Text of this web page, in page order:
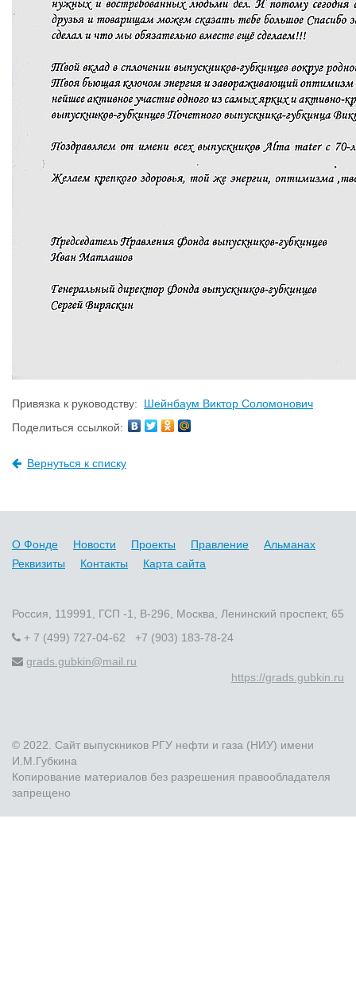
Привязка к руководству: Шейнбаум Виктор Соломонович
Поделиться ссылкой:
Вернуться к списку
О Фонде Новости Проекты Правление
Альманах
Реквизиты
Контакты Карта сайта
Россия, 119991, ГСП -1, В-296, Москва, Ленинский проспект, 65
+ 7 (499) 727-04-62 +7 (903) 183-78-24
grads.gubkin@mail.ru
https://grads.gubkin.ru
© 2022. Сайт выпускников РГУ нефти и газа (НИУ) имени
И.М.Губкина
Копирование материалов без разрешения правообладателя
запрещено